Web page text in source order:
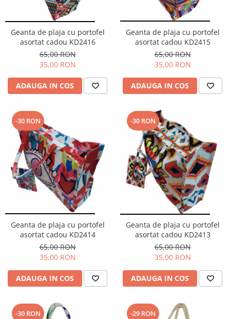
Cuverturi bumbac
Cuverturi catifea
Huse de protecție
Huse de protectie pat finet
Huse de protecție scaun
Prosoape
Prosoape de baie
Electrocasnice
Cântare electronice
Produse de cult religios
Geanta de plaja cu portofel
asortat cadou KD2416
65,00 RON
35,00 RON
ADAUGA IN COS
Geanta de plaja cu portofel
asortat cadou KD2415
65,00 RON
35,00 RON
ADAUGA IN COS
-30 RON
Geanta de plaja cu portofel
asortat cadou KD2414
65,00 RON
35,00 RON
ADAUGA IN COS
-30 RON
Geanta de plaja cu portofel
asortat cadou KD2413
65,00 RON
35,00 RON
ADAUGA IN COS
-30 RON -29 RON